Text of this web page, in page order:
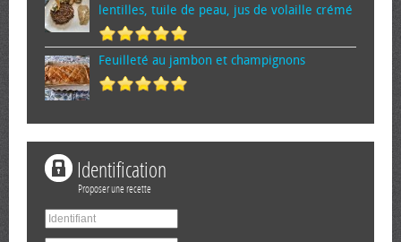
lentilles, tuile de peau, jus de volaille crémé
Feuilleté au jambon et champignons
Identification
Proposer une recette